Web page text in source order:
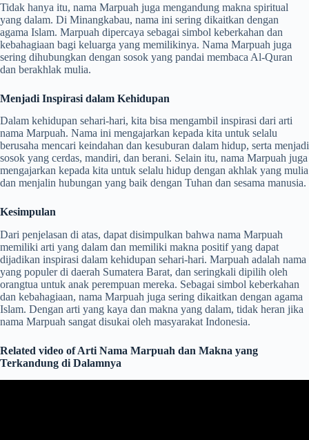
Tidak hanya itu, nama Marpuah juga mengandung makna spiritual
yang dalam. Di Minangkabau, nama ini sering dikaitkan dengan
agama Islam. Marpuah dipercaya sebagai simbol keberkahan dan
kebahagiaan bagi keluarga yang memilikinya. Nama Marpuah juga
sering dihubungkan dengan sosok yang pandai membaca Al-Quran
dan berakhlak mulia.
Menjadi Inspirasi dalam Kehidupan
Dalam kehidupan sehari-hari, kita bisa mengambil inspirasi dari arti
nama Marpuah. Nama ini mengajarkan kepada kita untuk selalu
berusaha mencari keindahan dan kesuburan dalam hidup, serta menjadi
sosok yang cerdas, mandiri, dan berani. Selain itu, nama Marpuah juga
mengajarkan kepada kita untuk selalu hidup dengan akhlak yang mulia
dan menjalin hubungan yang baik dengan Tuhan dan sesama manusia.
Kesimpulan
Dari penjelasan di atas, dapat disimpulkan bahwa nama Marpuah
memiliki arti yang dalam dan memiliki makna positif yang dapat
dijadikan inspirasi dalam kehidupan sehari-hari. Marpuah adalah nama
yang populer di daerah Sumatera Barat, dan seringkali dipilih oleh
orangtua untuk anak perempuan mereka. Sebagai simbol keberkahan
dan kebahagiaan, nama Marpuah juga sering dikaitkan dengan agama
Islam. Dengan arti yang kaya dan makna yang dalam, tidak heran jika
nama Marpuah sangat disukai oleh masyarakat Indonesia.
Related video of Arti Nama Marpuah dan Makna yang
Terkandung di Dalamnya